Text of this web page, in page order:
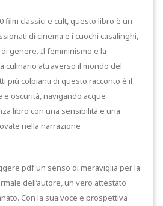
film classici e cult, questo libro è un
di cinema e i cuochi casalinghi,
genere. Il femminismo e la
culinario attraverso il mondo del
più colpianti di questo racconto è il
e oscurità, navigando acque
libro con una sensibilità e una
nella narrazione
pdf un senso di meraviglia per la
dell’autore, un vero attestato
Con la sua voce e prospettiva